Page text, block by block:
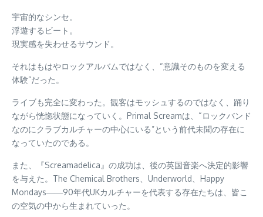
宇宙的なシンセ。
浮遊するビート。
現実感を失わせるサウンド。
それはもはやロックアルバムではなく、“意識そのものを変える
体験”だった。
ライブも完全に変わった。観客はモッシュするのではなく、踊り
ながら恍惚状態になっていく。Primal Screamは、“ロックバンド
なのにクラブカルチャーの中心にいる”という前代未聞の存在に
なっていたのである。
また、『Screamadelica』の成功は、後の英国音楽へ決定的影響
を与えた。The Chemical Brothers、Underworld、Happy
Mondays――90年代UKカルチャーを代表する存在たちは、皆こ
の空気の中から生まれていった。